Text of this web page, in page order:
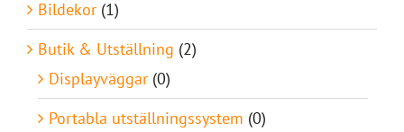
Bildekor (1)
Butik & Utställning (2)
Displayväggar (0)
Portabla utställningssystem (0)